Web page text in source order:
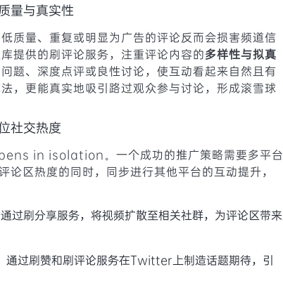
量与真实性
质量、重复或明显为广告的评论反而会损害频道信
提供的刷评论服务，注重评论内容的多样性与拟真
题、深度点评或良性讨论，使互动看起来自然且有
，更能真实地吸引路过观众参与讨论，形成滚雪球
社交热度
in isolation。一个成功的推广策略需要多平台
区热度的同时，同步进行其他平台的互动提升，
通过刷分享服务，将视频扩散至相关社群，为评论区带来
通过刷赞和刷评论服务在Twitter上制造话题期待，引